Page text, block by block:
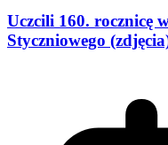
Uczcili 160. rocznicę
Styczniowego